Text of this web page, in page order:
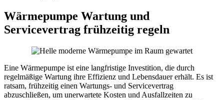
Wärmepumpe Wartung und
Servicevertrag frühzeitig regeln
Eine Wärmepumpe ist eine langfristige Investition, die durch
regelmäßige Wartung ihre Effizienz und Lebensdauer erhält. Es ist
ratsam, frühzeitig einen Wartungs- und Servicevertrag
abzuschließen, um unerwartete Kosten und Ausfallzeiten zu